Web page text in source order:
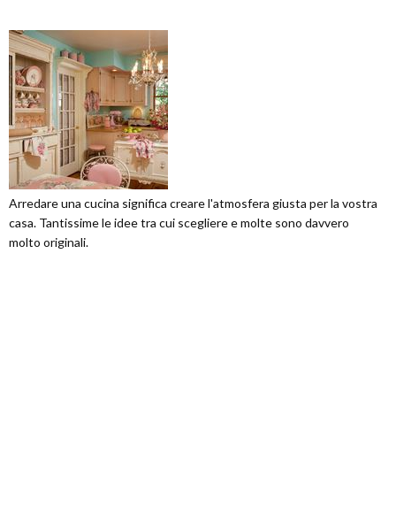
Arredare una cucina significa creare l'atmosfera giusta per la vostra
casa. Tantissime le idee tra cui scegliere e molte sono davvero
molto originali.